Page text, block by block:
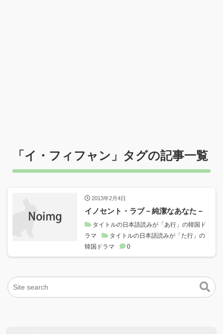
「イ・フィフャン 」タグの記事一覧
2013年2月4日
イノセント・ラブ－純潔なあなた－
タイトルの日本語読みが「あ行」の韓国ド
ラマ
タイトルの日本語読みが「た行」の
韓国ドラマ
0